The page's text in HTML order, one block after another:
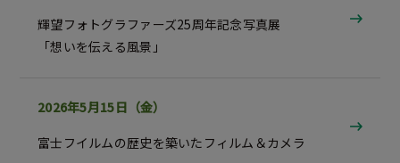
輝望フォトグラファーズ25周年記念写真展
「想いを伝える風景」
2026年5月15日（金）
富士フイルムの歴史を築いたフィルム＆カメラ